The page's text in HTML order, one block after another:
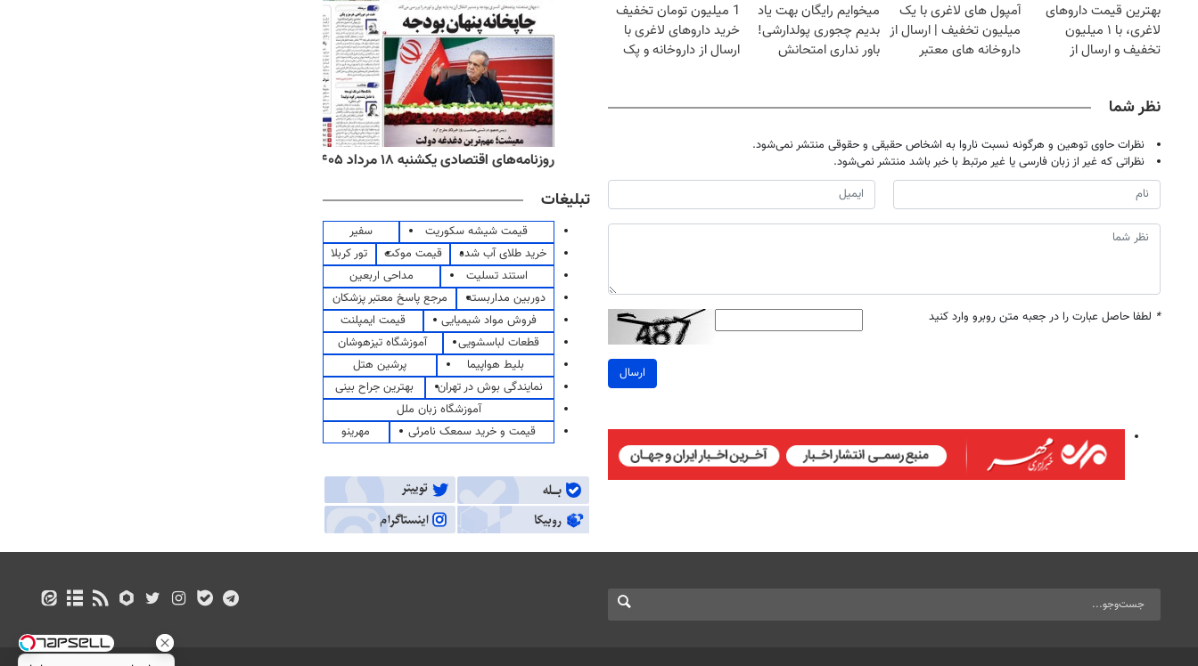
بهترین قیمت داروهای
لاغری، با ۱ میلیون
تخفیف و ارسال از
آمپول های لاغری با یک
میلیون تخفیف | ارسال از
داروخانه های معتبر
میخوایم رایگان بهت یاد
بدیم چجوری پولدارشی!
باور نداری امتحانش
1 میلیون تومان تخفیف
خرید داروهای لاغری با
ارسال از داروخانه و پک
نظر شما
نظرات حاوی توهین و هرگونه نسبت ناروا به اشخاص حقیقی و حقوقی منتشر نمی‌شود.
نظراتی که غیر از زبان فارسی یا غیر مرتبط با خبر باشد منتشر نمی‌شود.
* لطفا حاصل عبارت را در جعبه متن روبرو وارد کنید
ارسال
روزنامه‌های ورزشی شنبه ۱۷ مرداد ۱۴۰۵ روزنامه‌های اقتصادی یکشنبه ۱۸ مرداد ۱۴۰۵
تبلیغات
قیمت شیشه سکوریت
سفیر
خرید طلای آب شده
قیمت موکت
تور کربلا
استند تسلیت
مداحی اربعین
دوربین مداربسته
مرجع پاسخ معتبر پزشکان
فروش مواد شیمیایی
قیمت ایمپلنت
قطعات لباسشویی
آموزشگاه تیزهوشان
بلیط هواپیما
پرشین هتل
نمایندگی بوش در تهران
بهترین جراح بینی
آموزشگاه زبان ملل
قیمت و خرید سمعک نامرئی
مهرینو